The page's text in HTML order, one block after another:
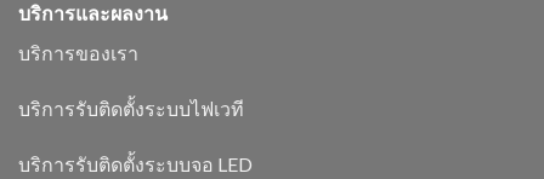
บริการและผลงาน
บริการของเรา
บริการรับติดตั้งระบบไฟเวที
บริการรับติดตั้งระบบจอ LED